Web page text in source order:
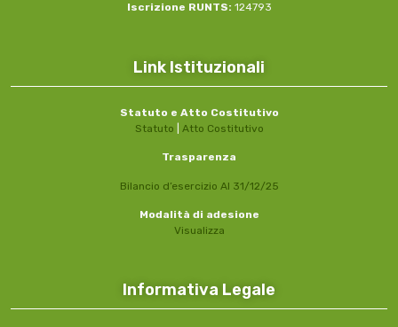
Iscrizione RUNTS: 124793
Link Istituzionali
Statuto e Atto Costitutivo
Statuto
Atto Costitutivo
Trasparenza
Bilancio d’esercizio Al 31/12/25
Modalità di adesione
Visualizza
Informativa Legale